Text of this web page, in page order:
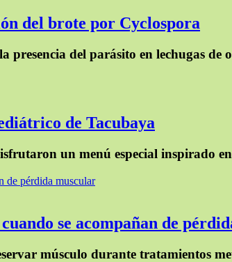
del brote por Cyclospora
del parásito en lechugas de
de Tacubaya
un menú especial inspirado
de pérdida muscular
se acompañan de
músculo durante tratamientos